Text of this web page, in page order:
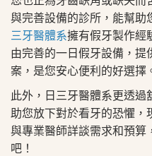
與完善設備的診所，能幫助
三牙醫體系擁有假牙製作經
由​完善的一日假牙設備，提
案，是您安心便利的好選擇
此外，日三牙醫體系更透
助您放下對於看牙的恐懼，
與專業醫師詳談需求和預算
吧！